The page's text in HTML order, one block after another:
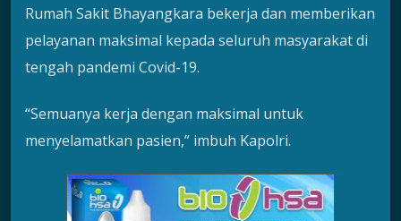
Rumah Sakit Bhayangkara bekerja dan memberikan
pelayanan maksimal kepada seluruh masyarakat di
tengah pandemi Covid-19.
“Semuanya kerja dengan maksimal untuk
menyelamatkan pasien,” imbuh Kapolri.